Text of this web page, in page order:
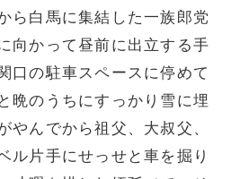
ら白馬に集結した一族郎党
向かって昼前に出立する手
口の駐車スペースに停めて
晩のうちにすっかり雪に埋
やんでから祖父、大叔父、
ル片手にせっせと車を掘り